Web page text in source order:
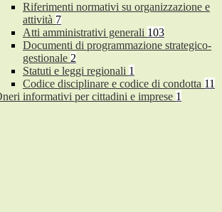
Riferimenti normativi su organizzazione e
attività 7
Atti amministrativi generali 103
Documenti di programmazione strategico-
gestionale 2
Statuti e leggi regionali 1
Codice disciplinare e codice di condotta 11
informativi per cittadini e imprese 1